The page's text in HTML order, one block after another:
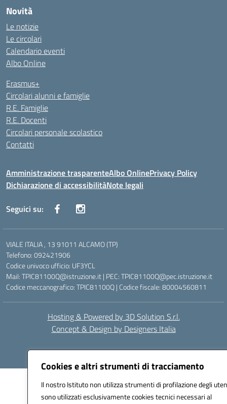
Cookies e altri strumenti di tracciamento
Il nostro Istituto non utilizza strumenti di profilazione degli
sono utilizzati esclusivamente cookies tecnici necessari al
Novità
Le notizie
Le circolari
Calendario eventi
Albo Online
Erasmus+
Circolari alunni e famiglie
R.E. Famiglie
R.E. Docenti
Circolari personale scolastico
Contatti
Amministrazione trasparenteAlbo OnlinePrivacy Policy
Dichiarazione di accessibilitàNote legali
Seguici su:
VIALE ITALIA , 13 91011 ALCAMO (TP)
Telefono: 092421906
Codice univoco ufficio: UF3YCL
Mail: TPIC81100Q@istruzione.it | PEC: TPIC81100Q@pec.istruzione.it
Codice meccanografico: TPIC81100Q | Codice fiscale: 80004560811
Hosting & Powered by 3D Solution S.r.l.
Concept & Design by Designers Italia